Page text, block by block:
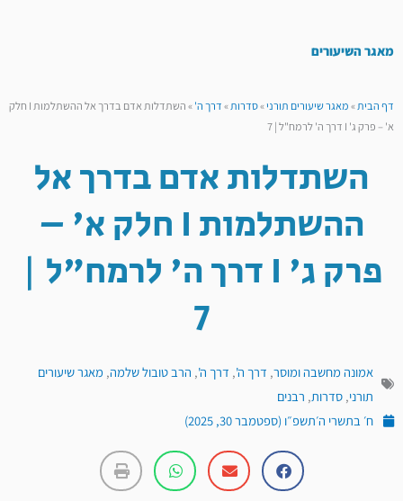
מאגר השיעורים
דף הבית»מאגר שיעורים תורני»סדרות»דרך ה'»
השתדלות אדם בדרך אל ההשתלמות I חלק
א' – פרק ג' I דרך ה' לרמח"ל | 7
השתדלות אדם בדרך אל
ההשתלמות I חלק א' –
פרק ג' I דרך ה' לרמח"ל |
7
אמונה מחשבה ומוסר, דרך ה', דרך ה', הרב טובול שלמה, מאגר שיעורים
תורני, סדרות, רבנים
ח׳ בתשרי ה׳תשפ״ו (ספטמבר 30, 2025)